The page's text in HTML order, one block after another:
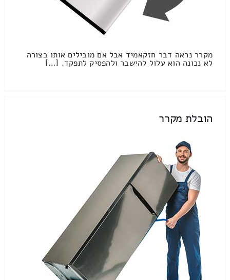
מקרר נראה דבר חזקאמיד אבל אם מובילים אותו בצורה
לא נכונה הוא עלול להישבר ולהפסיק לתפקד. […]
הובלת מקרר